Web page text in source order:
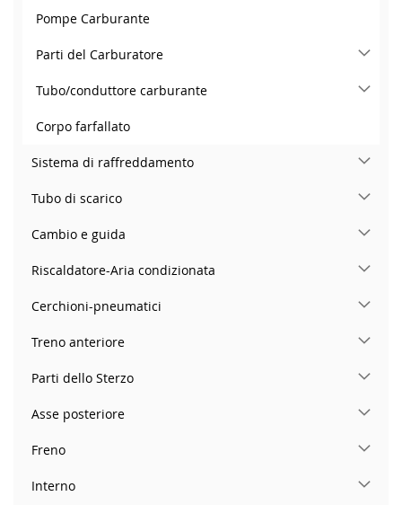
Pompe Carburante
Parti del Carburatore
Tubo/conduttore carburante
Corpo farfallato
Sistema di raffreddamento
Tubo di scarico
Cambio e guida
Riscaldatore-Aria condizionata
Cerchioni-pneumatici
Treno anteriore
Parti dello Sterzo
Asse posteriore
Freno
Interno